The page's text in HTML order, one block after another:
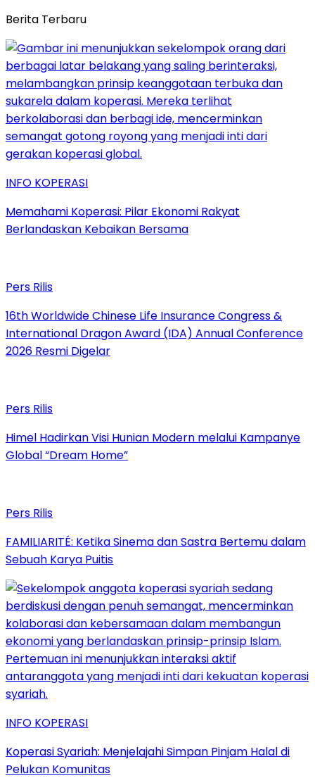
Berita Terbaru
INFO KOPERASI
Memahami Koperasi: Pilar Ekonomi Rakyat
Berlandaskan Kebaikan Bersama
Pers Rilis
16th Worldwide Chinese Life Insurance Congress &
International Dragon Award (IDA) Annual Conference
2026 Resmi Digelar
Pers Rilis
Himel Hadirkan Visi Hunian Modern melalui Kampanye
Global “Dream Home”
Pers Rilis
FAMILIARITÉ: Ketika Sinema dan Sastra Bertemu dalam
Sebuah Karya Puitis
INFO KOPERASI
Koperasi Syariah: Menjelajahi Simpan Pinjam Halal di
Pelukan Komunitas